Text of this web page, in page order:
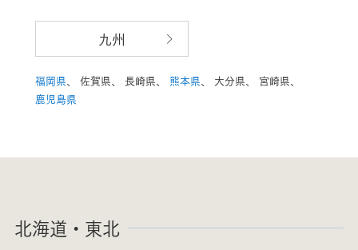
九州
福岡県 佐賀県、 長崎県、 熊本県 大分県、
宮崎県、
鹿児島県
北海道・東北